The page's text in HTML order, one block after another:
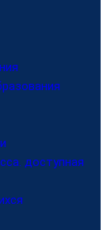
доступная